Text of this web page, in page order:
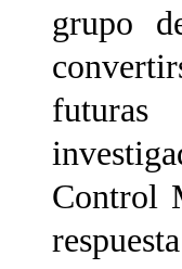
grupo
Control